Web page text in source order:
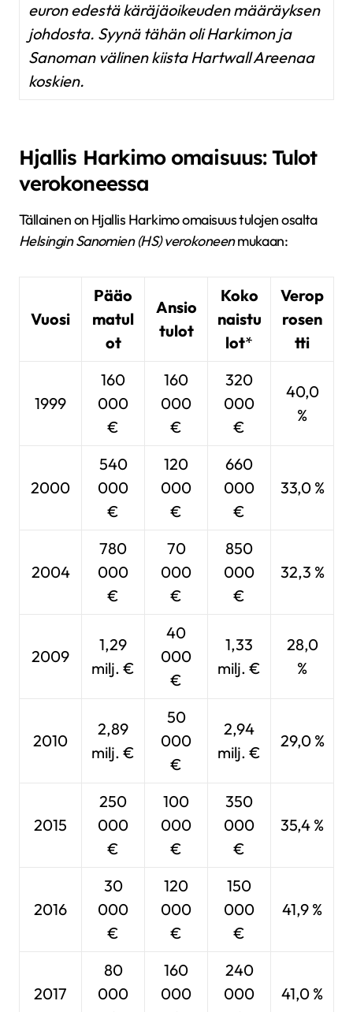
euron edestä käräjäoikeuden määräyksen
johdosta. Syynä tähän oli Harkimon ja
Sanoman välinen kiista Hartwall Areenaa
koskien.
Hjallis Harkimo omaisuus: Tulot
verokoneessa
Tällainen on Hjallis Harkimo omaisuus tulojen osalta
Helsingin Sanomien (HS) verokoneenmukaan:
Vuosi
Pääo
matul
ot
Ansio
tulot
Koko
naistu
lot*
Verop
rosen
tti
1999
160
000
€
160
000
€
320
000
€
40,0
%
2000
540
000
€
120
000
€
660
000
€
33,0 %
2004
780
000
€
70
000
€
850
000
€
32,3 %
2009
1,29
milj. €
40
000
€
1,33
milj. €
28,0
%
2010
2,89
milj. €
50
000
€
2,94
milj. €
29,0 %
2015
250
000
€
100
000
€
350
000
€
35,4 %
2016
30
000
€
120
000
€
150
000
€
41,9 %
2017
80
000
160
000
240
000
41,0 %